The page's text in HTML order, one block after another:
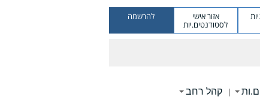
אזור אישי
לסטודנטים.יות
להרשמה
| קהל רחב